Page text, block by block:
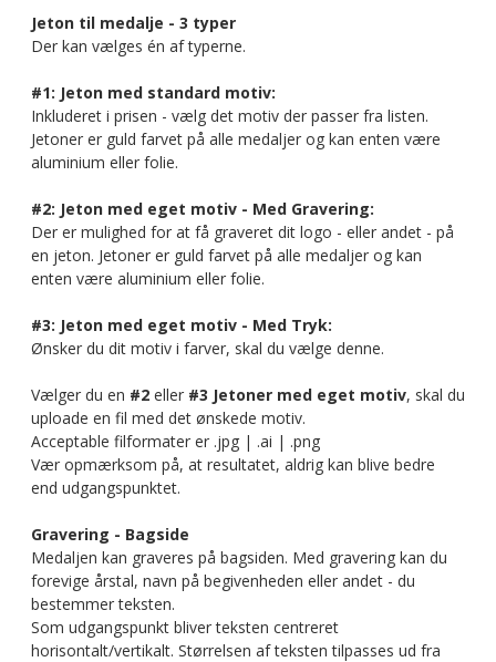
Jeton til medalje - 3 typer
Der kan vælges én af typerne.
#1: Jeton med standard motiv:
Inkluderet i prisen - vælg det motiv der passer fra listen.
Jetoner er guld farvet på alle medaljer og kan enten være
aluminium eller folie.
#2: Jeton med eget motiv - Med Gravering:
Der er mulighed for at få graveret dit logo - eller andet - på
en jeton. Jetoner er guld farvet på alle medaljer og kan
enten være aluminium eller folie.
#3: Jeton med eget motiv - Med Tryk:
Ønsker du dit motiv i farver, skal du vælge denne.
Vælger du en #2 eller #3 Jetoner med eget motiv, skal du
uploade en fil med det ønskede motiv.
Acceptable filformater er .jpg | .ai | .png
Vær opmærksom på, at resultatet, aldrig kan blive bedre
end udgangspunktet.
Gravering - Bagside
Medaljen kan graveres på bagsiden. Med gravering kan du
forevige årstal, navn på begivenheden eller andet - du
bestemmer teksten.
Som udgangspunkt bliver teksten centreret
horisontalt/vertikalt. Størrelsen af teksten tilpasses ud fra